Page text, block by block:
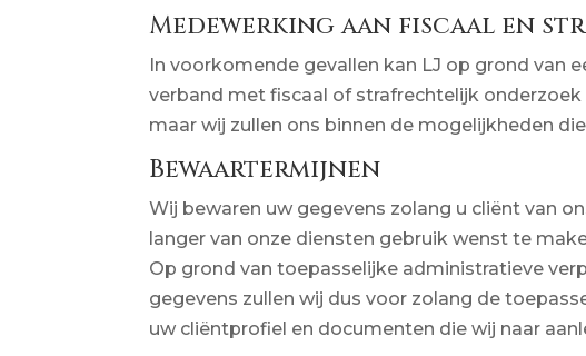
Medewerking aan fiscaal en
In voorkomende gevallen kan LJ op grond van
verband met fiscaal of strafrechtelijk
maar wij zullen ons binnen de mogelijkheden
Bewaartermijnen
Wij bewaren uw gegevens zolang u cliënt van
langer van onze diensten gebruik wenst te
Op grond van toepasselijke administratieve
gegevens zullen wij dus voor zolang de
uw cliëntprofiel en documenten die wij naar